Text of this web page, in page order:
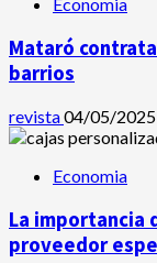
Mataró
barrios
revista04/05/2025
Economia
La importancia
proveedor